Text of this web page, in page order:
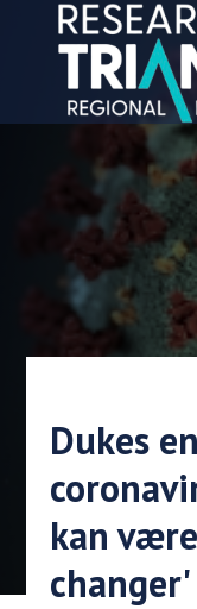
Gå til indhold
Dukes
kan
changer'